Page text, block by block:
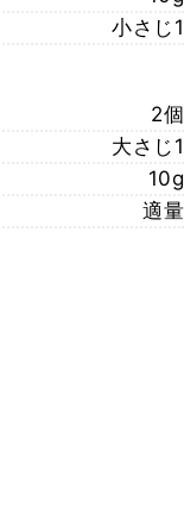
小さじ1
2個
大さじ1
10g
適量